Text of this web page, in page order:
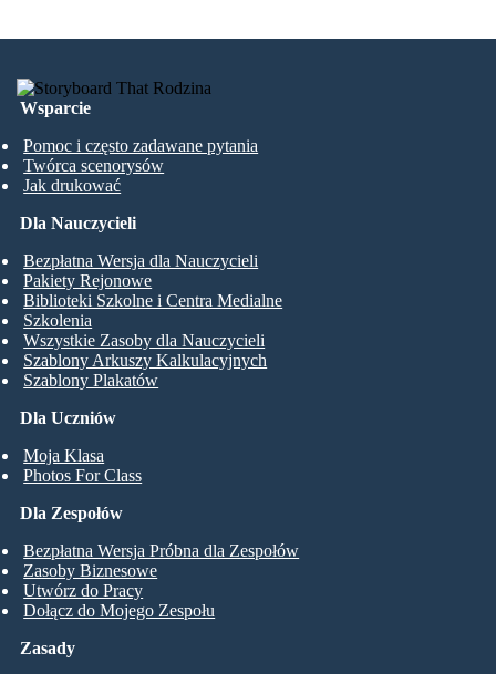
Wsparcie
Pomoc i często zadawane pytania
Twórca scenorysów
Jak drukować
Dla Uczniów
Moja Klasa
Photos For Class
Dla Nauczycieli
Bezpłatna Wersja dla Nauczycieli
Pakiety Rejonowe
Biblioteki Szkolne i Centra Medialne
Szkolenia
Wszystkie Zasoby dla Nauczycieli
Szablony Arkuszy Kalkulacyjnych
Szablony Plakatów
Dla Zespołów
Bezpłatna Wersja Próbna dla Zespołów
Zasoby Biznesowe
Utwórz do Pracy
Dołącz do Mojego Zespołu
Zasady